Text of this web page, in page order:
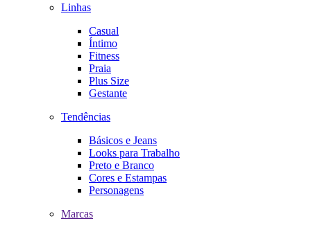
Linhas
Casual
Íntimo
Fitness
Praia
Plus Size
Gestante
Tendências
Básicos e Jeans
Looks para Trabalho
Preto e Branco
Cores e Estampas
Personagens
Marcas